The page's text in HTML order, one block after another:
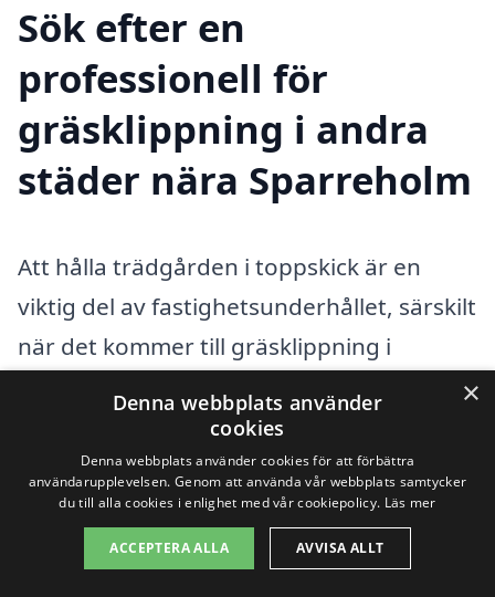
Sök efter en
professionell för
gräsklippning i andra
städer nära Sparreholm
Att hålla trädgården i toppskick är en
viktig del av fastighetsunderhållet, särskilt
när det kommer till gräsklippning i
professionell hjälp för att klippa gräset
kan lejonparten av ditt arbete göras
enklare genom att hitta erfarna företag i
grannstäder. Genom att jämföra olika
×
Denna webbplats använder
cookies
Denna webbplats använder cookies för att förbättra
användarupplevelsen. Genom att använda vår webbplats samtycker
du till alla cookies i enlighet med vår cookiepolicy. Läs mer
ACCEPTERA ALLA AVVISA ALLT